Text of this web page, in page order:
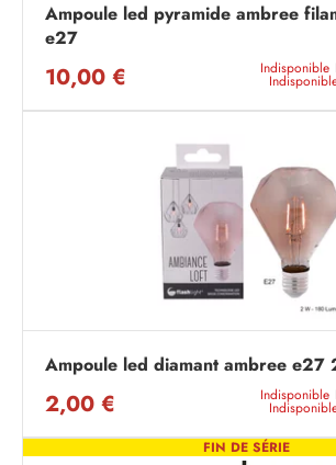
Ampoule led pyramide ambree
e27
10,00 € Indisponible
Ampoule led diamant ambree e27
2,00 € Indisponible
FIN DE SÉRIE